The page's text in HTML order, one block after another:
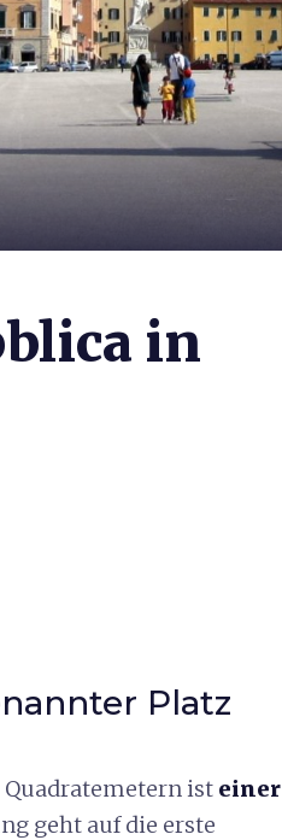
in
Platz
ist einer
geht auf die erste